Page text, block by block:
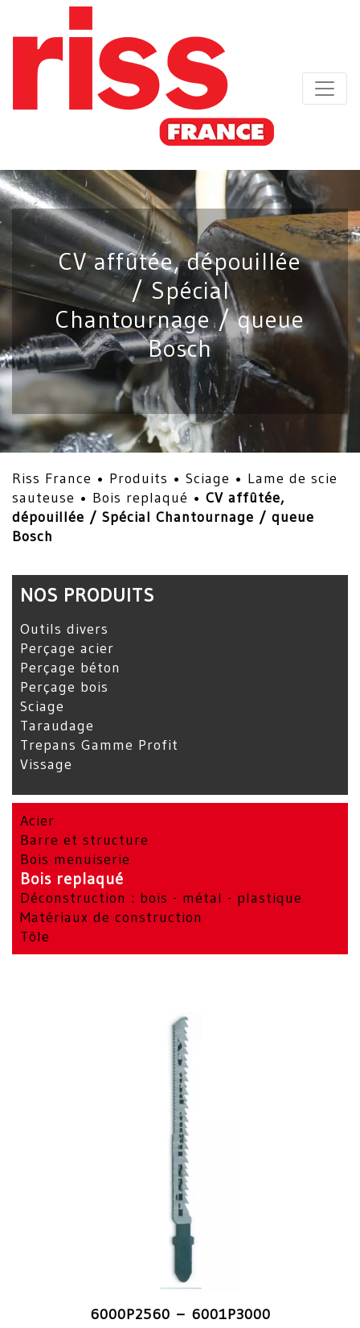
CV affûtée, dépouillée
/ Spécial
Chantournage / queue
Bosch
Riss France • Produits • Sciage • Lame de scie
sauteuse • Bois replaqué • CV affûtée,
dépouillée / Spécial Chantournage / queue
Bosch
NOS PRODUITS
Outils divers
Perçage acier
Perçage béton
Perçage bois
Sciage
Taraudage
Trepans Gamme Profit
Vissage
Acier
Barre et structure
Bois menuiserie
Bois replaqué
Déconstruction : bois - métal - plastique
Matériaux de construction
Tôle
6000P2560 – 6001P3000